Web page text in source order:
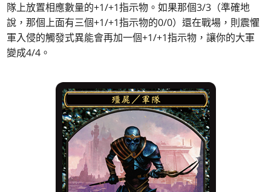
隊上放置相應數量的+1/+1指示物。如果那個3/3（準確地
說，那個上面有三個+1/+1指示物的0/0）還在戰場，則震懼
軍入侵的觸發式異能會再加一個+1/+1指示物，讓你的大軍
變成4/4。